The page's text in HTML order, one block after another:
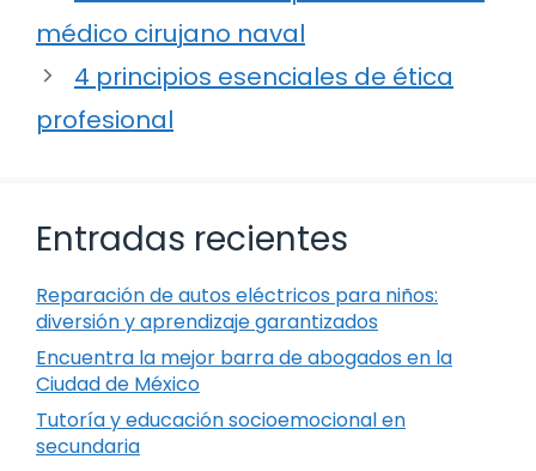
médico cirujano naval
4 principios esenciales de ética
profesional
Entradas recientes
Reparación de autos eléctricos para niños:
diversión y aprendizaje garantizados
Encuentra la mejor barra de abogados en la
Ciudad de México
Tutoría y educación socioemocional en
secundaria